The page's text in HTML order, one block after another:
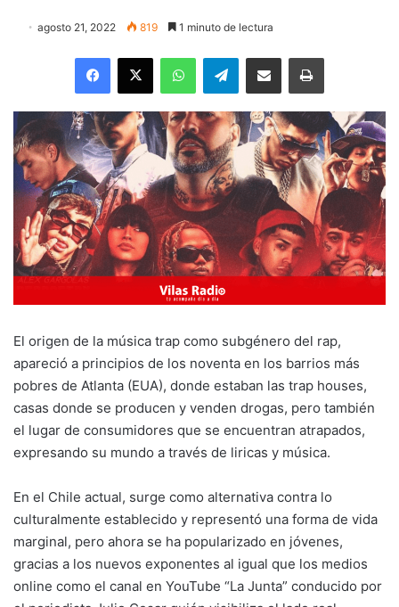
agosto 21, 2022 819 1 minuto de lectura
Facebook
X WhatsAppTelegramEnviar vía email Imprimir
El origen de la música trap como subgénero del rap,
apareció a principios de los noventa en los barrios más
pobres de Atlanta (EUA), donde estaban las trap houses,
casas donde se producen y venden drogas, pero también
el lugar de consumidores que se encuentran atrapados,
expresando su mundo a través de liricas y música.
En el Chile actual, surge como alternativa contra lo
culturalmente establecido y representó una forma de vida
marginal, pero ahora se ha popularizado en jóvenes,
gracias a los nuevos exponentes al igual que los medios
online como el canal en YouTube “La Junta” conducido por